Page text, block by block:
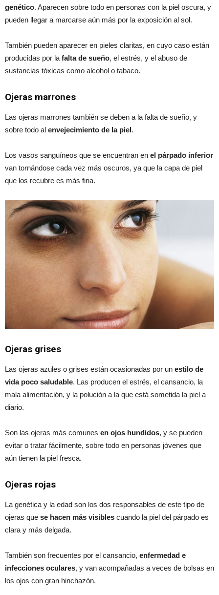
genético. Aparecen sobre todo en personas con la piel oscura, y
pueden llegar a marcarse aún más por la exposición al sol.
También pueden aparecer en pieles claritas, en cuyo caso están
producidas por la falta de sueño, el estrés, y el abuso de
sustancias tóxicas como alcohol o tabaco.
Ojeras marrones
Las ojeras marrones también se deben a la falta de sueño, y
sobre todo al envejecimiento de la piel.
Los vasos sanguíneos que se encuentran en el párpado inferior
van tornándose cada vez más oscuros, ya que la capa de piel
que los recubre es más fina.
Ojeras grises
Las ojeras azules o grises están ocasionadas por un estilo de
vida poco saludable. Las producen el estrés, el cansancio, la
mala alimentación, y la polución a la que está sometida la piel a
diario.
Son las ojeras más comunes en ojos hundidos, y se pueden
evitar o tratar fácilmente, sobre todo en personas jóvenes que
aún tienen la piel fresca.
Ojeras rojas
La genética y la edad son los dos responsables de este tipo de
ojeras que se hacen más visibles cuando la piel del párpado es
clara y más delgada.
También son frecuentes por el cansancio, enfermedad e
infecciones oculares, y van acompañadas a veces de bolsas en
los ojos con gran hinchazón.